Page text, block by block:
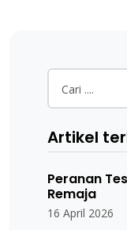
Artikel
Peranan
Remaja
16 April 2026